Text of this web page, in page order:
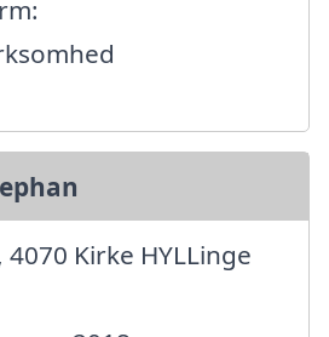
Kirke HYLLinge